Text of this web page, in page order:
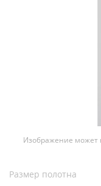
Изображение может